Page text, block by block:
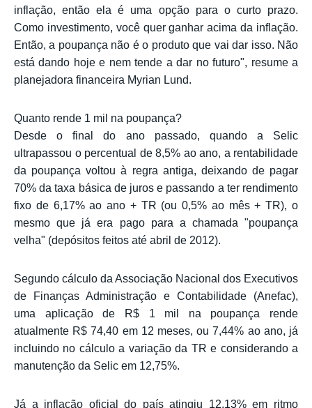
inflação, então ela é uma opção para o curto prazo.
Como investimento, você quer ganhar acima da inflação.
Então, a poupança não é o produto que vai dar isso. Não
está dando hoje e nem tende a dar no futuro", resume a
planejadora financeira Myrian Lund.
Quanto rende 1 mil na poupança?
Desde o final do ano passado, quando a Selic
ultrapassou o percentual de 8,5% ao ano, a rentabilidade
da poupança voltou à regra antiga, deixando de pagar
70% da taxa básica de juros e passando a ter rendimento
fixo de 6,17% ao ano + TR (ou 0,5% ao mês + TR), o
mesmo que já era pago para a chamada "poupança
velha" (depósitos feitos até abril de 2012).
Segundo cálculo da Associação Nacional dos Executivos
de Finanças Administração e Contabilidade (Anefac),
uma aplicação de R$ 1 mil na poupança rende
atualmente R$ 74,40 em 12 meses, ou 7,44% ao ano, já
incluindo no cálculo a variação da TR e considerando a
manutenção da Selic em 12,75%.
Já a inflação oficial do país atingiu 12,13% em ritmo